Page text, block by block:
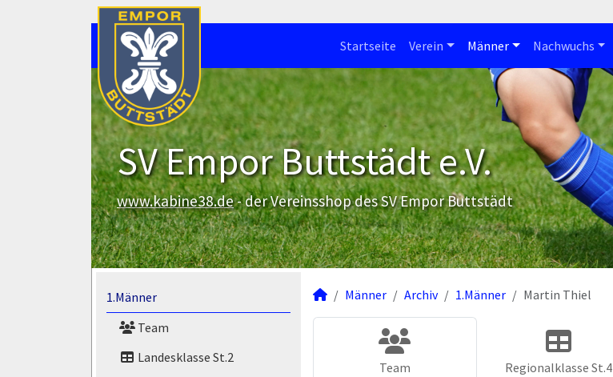
Startseite Verein Männer Nachwuchs
SV Empor Buttstädt e.V.
www.kabine38.de- der Vereinsshop des SV Empor Buttstädt
1.Männer
Team
Landesklasse St.2
Männer Archiv 1.Männer Martin Thiel
Team Regionalklasse St.4